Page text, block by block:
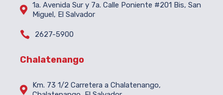
 1a. Avenida Sur y 7a. Calle Poniente #201 Bis, San
Miguel, El Salvador
 2627-5900
Chalatenango

Km. 73 1/2 Carretera a Chalatenango,